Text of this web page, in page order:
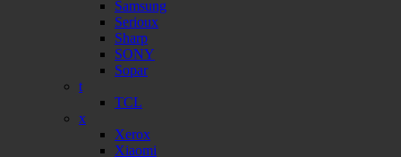
Samsung
Serioux
Sharp
SONY
Sopar
t
TCL
x
Xerox
Xiaomi